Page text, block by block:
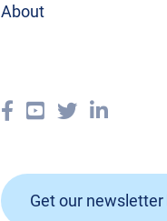
About
Get our newsletter